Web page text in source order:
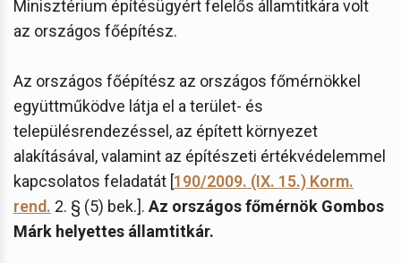
Minisztérium építésügyért felelős államtitkára volt
az országos főépítész.
Az országos főépítész az országos főmérnökkel
együttműködve látja el a terület- és
településrendezéssel, az épített környezet
alakításával, valamint az építészeti értékvédelemmel
kapcsolatos feladatát [190/2009. (IX. 15.) Korm.
rend. 2. § (5) bek.]. Az országos főmérnök Gombos
Márk helyettes államtitkár.